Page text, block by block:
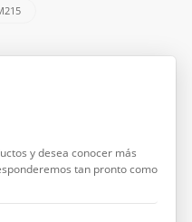
y desea conocer más
tan pronto como